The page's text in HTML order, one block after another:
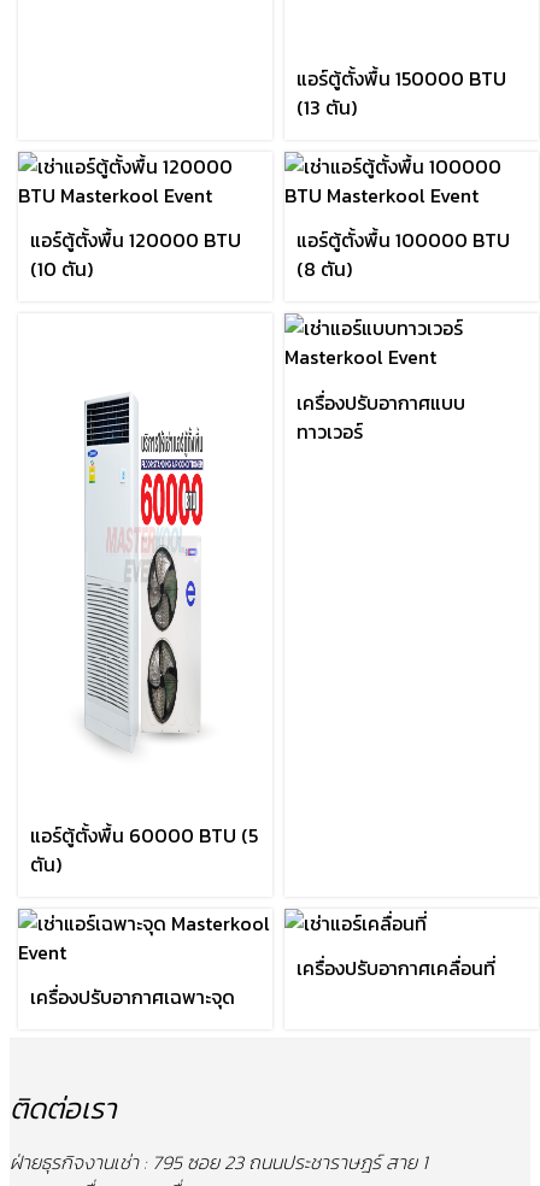
แอร์ตู้ตั้งพื้น 150000 BTU
(13 ตัน)
แอร์ตู้ตั้งพื้น 120000 BTU
(10 ตัน)
แอร์ตู้ตั้งพื้น 100000 BTU
(8 ตัน)
แอร์ตู้ตั้งพื้น 60000 BTU (5
ตัน)
เครื่องปรับอากาศแบบ
ทาวเวอร์
เครื่องปรับอากาศเฉพาะจุด
เครื่องปรับอากาศเคลื่อนที่
ติดต่อเรา
ฝ่ายธุรกิจงานเช่า : 795 ซอย 23 ถนนประชาราษฎร์ สาย 1